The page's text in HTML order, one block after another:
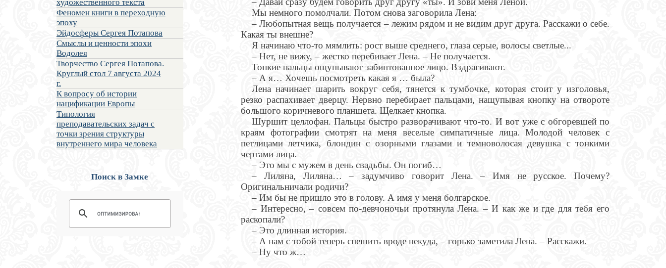
художественного текста
Феномен книги в переходную
эпоху
Эйдосферы Сергея Потапова
Смыслы и ценности эпохи
Водолея
Творчество Сергея Потапова.
Круглый стол 7 августа 2024
г.
К вопросу об истории
нацификации Европы
Типология
преподавательских задач с
точки зрения структуры
внутреннего мира человека
Поиск в Замке
Мы немного помолчали. Потом снова заговорила Лена:
– Любопытная вещь получается – лежим рядом и не видим друг друга. Расскажи о себе.
Какая ты внешне?
Я начинаю что-то мямлить: рост выше среднего, глаза серые, волосы светлые...
– Нет, не вижу, – жестко перебивает Лена. – Не получается.
Тонкие пальцы ощупывают забинтованное лицо. Вздрагивают.
– А я… Хочешь посмотреть какая я … была?
Лена начинает шарить вокруг себя, тянется к тумбочке, которая стоит у изголовья,
резко распахивает дверцу. Нервно перебирает пальцами, нащупывая кнопку на отвороте
большого коричневого планшета. Щелкает кнопка.
Шуршит целлофан. Пальцы быстро разворачивают что-то. И вот уже с обгоревшей по
краям фотографии смотрят на меня веселые симпатичные лица. Молодой человек с
петлицами летчика, блондин с озорными глазами и темноволосая девушка с тонкими
чертами лица.
– Это мы с мужем в день свадьбы. Он погиб…
– Лиляна, Лиляна… – задумчиво говорит Лена. – Имя не русское. Почему?
Оригинальничали родичи?
– Им бы не пришло это в голову. А имя у меня болгарское.
– Интересно, – совсем по-девчоночьи протянула Лена. – И как же и где для тебя его
раскопали?
– Это длинная история.
– А нам с тобой теперь спешить вроде некуда, – горько заметила Лена. – Расскажи.
– Ну что ж…